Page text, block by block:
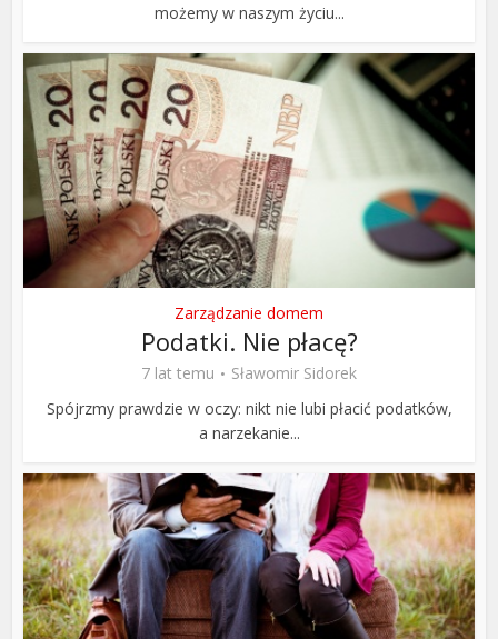
możemy w naszym życiu...
Zarządzanie domem
Podatki. Nie płacę?
7 lat temu
Sławomir Sidorek
Spójrzmy prawdzie w oczy: nikt nie lubi płacić podatków,
a narzekanie...